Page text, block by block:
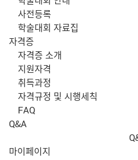
사전등록
학술대회 자료집
자격증
자격증 소개
지원자격
취득과정
자격규정 및 시행세칙
FAQ
Q&A
마이페이지